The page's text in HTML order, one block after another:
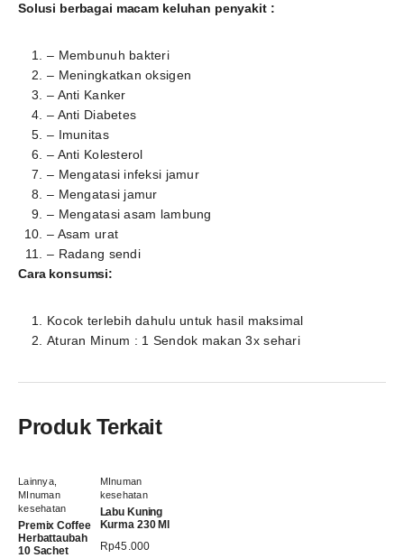
Solusi berbagai macam keluhan penyakit :
– Membunuh bakteri
– Meningkatkan oksigen
– Anti Kanker
– Anti Diabetes
– Imunitas
– Anti Kolesterol
– Mengatasi infeksi jamur
– Mengatasi jamur
– Mengatasi asam lambung
– Asam urat
– Radang sendi
Cara konsumsi:
Kocok terlebih dahulu untuk hasil maksimal
Aturan Minum : 1 Sendok makan 3x sehari
Produk Terkait
Lainnya,
MInuman
kesehatan
Premix Coffee
Herbattaubah
10 Sachet
MInuman
kesehatan
Labu Kuning
Kurma 230 Ml
Rp45.000